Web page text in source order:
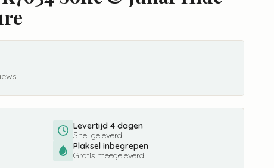
Levertijd 4 dagen
Snel geleverd
Plaksel inbegrepen
Gratis meegeleverd